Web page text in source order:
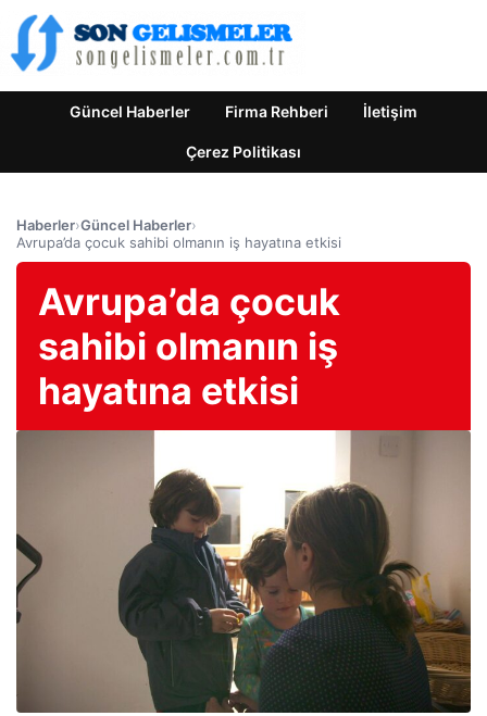
Güncel Haberler Firma Rehberi İletişim
Çerez Politikası
Haberler›Güncel Haberler›
Avrupa’da çocuk sahibi olmanın iş hayatına etkisi
Avrupa’da çocuk
sahibi olmanın iş
hayatına etkisi